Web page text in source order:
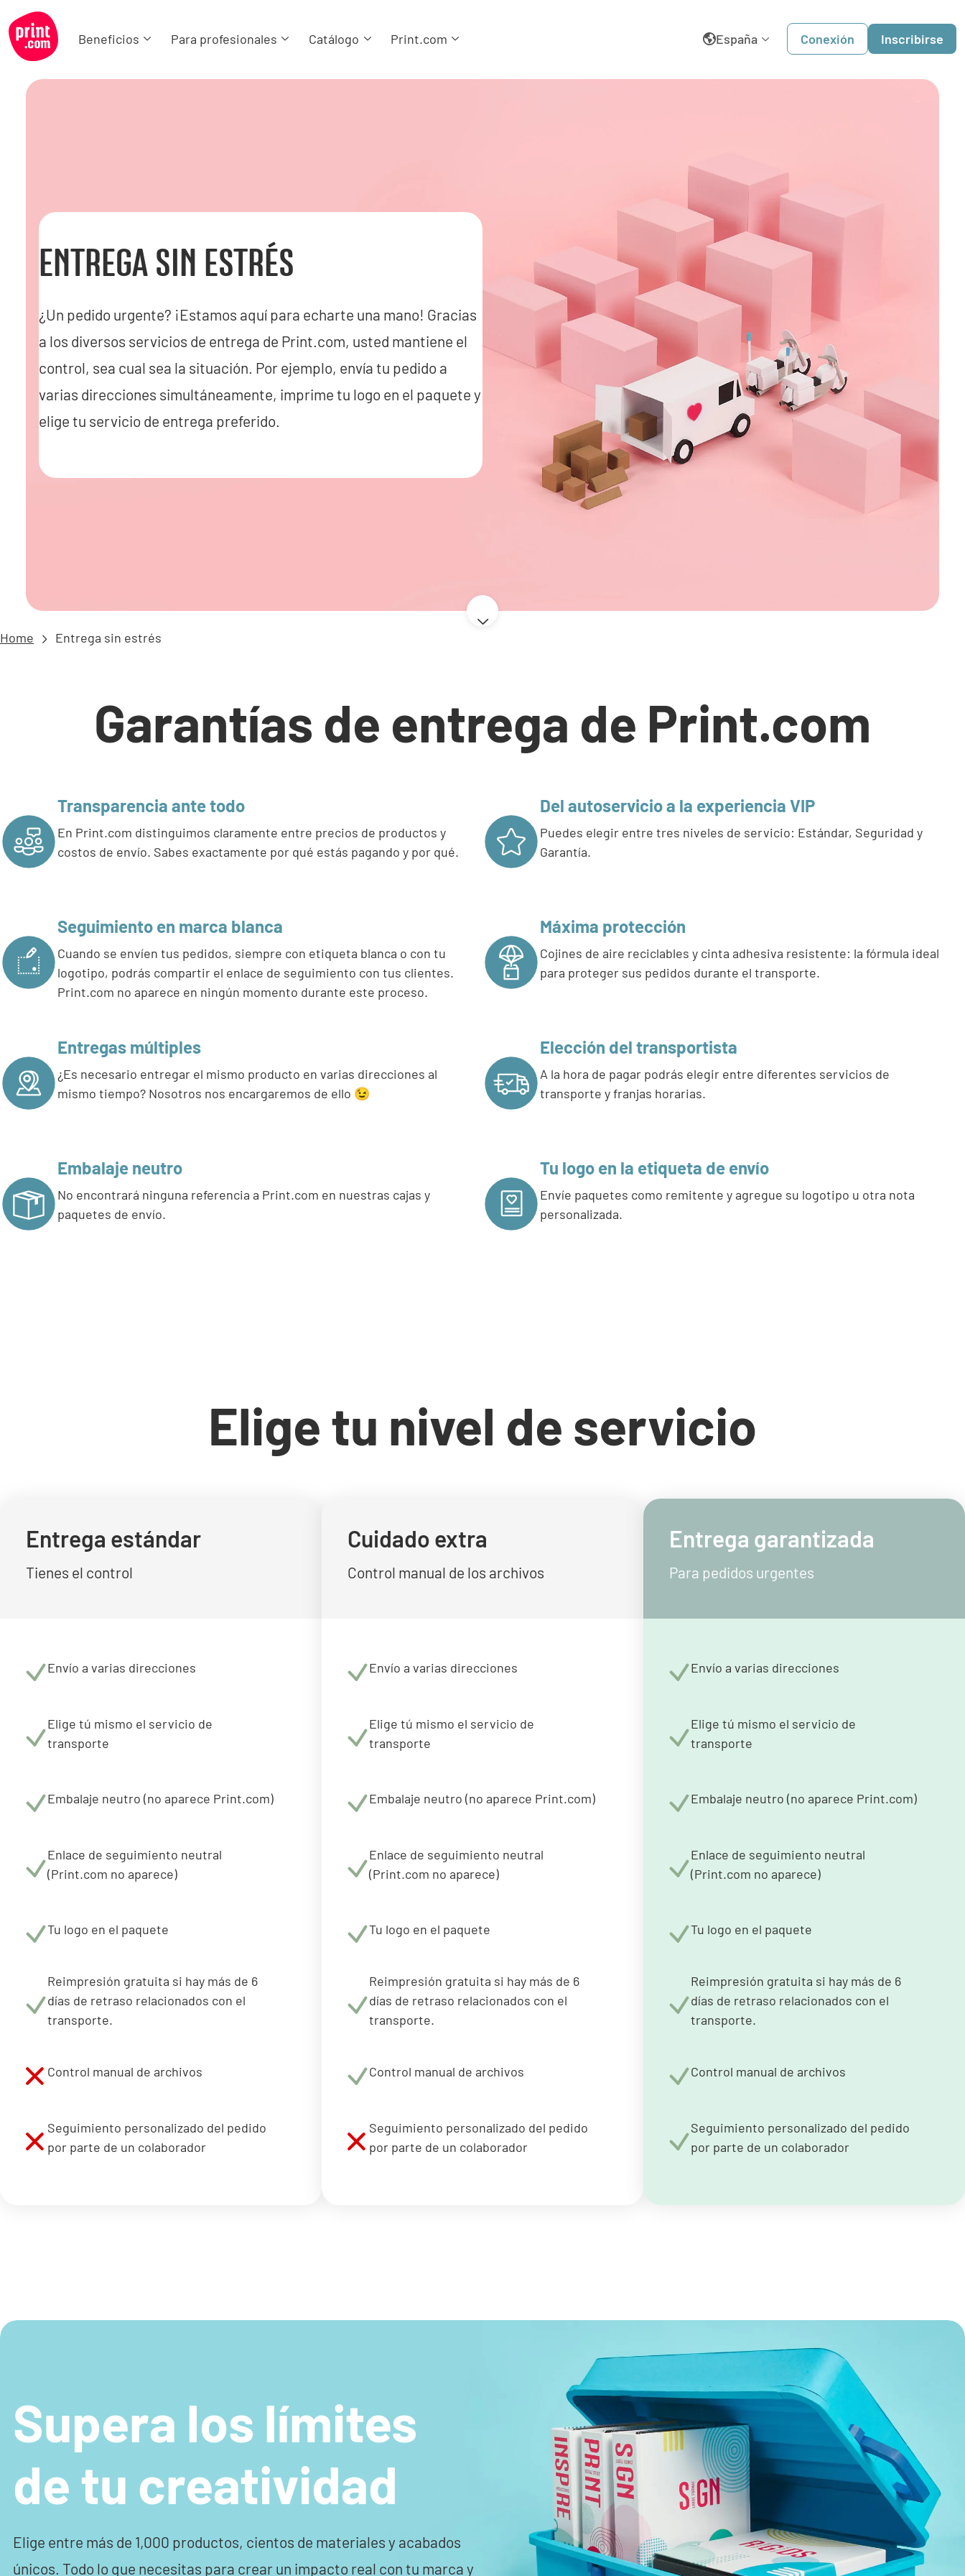
Beneficios Para profesionales Catálogo Print.com España
Deutschland
Nederland
Österreich
Conexión Inscribirse
ENTREGA SIN ESTRÉS
¿Un pedido urgente? ¡Estamos aquí para echarte una mano! Gracias
a los diversos servicios de entrega de Print.com, usted mantiene el
control, sea cual sea la situación. Por ejemplo, envía tu pedido a
varias direcciones simultáneamente, imprime tu logo en el paquete y
elige tu servicio de entrega preferido.
Home Entrega sin estrés
Garantías de entrega de Print.com
Transparencia ante todo
En Print.com distinguimos claramente entre precios de productos y
costos de envío. Sabes exactamente por qué estás pagando y por qué.
Seguimiento en marca blanca
Cuando se envíen tus pedidos, siempre con etiqueta blanca o con tu
logotipo, podrás compartir el enlace de seguimiento con tus clientes.
Print.com no aparece en ningún momento durante este proceso.
Entregas múltiples
¿Es necesario entregar el mismo producto en varias direcciones al
mismo tiempo? Nosotros nos encargaremos de ello 😉
Embalaje neutro
No encontrará ninguna referencia a Print.com en nuestras cajas y
paquetes de envío.
Del autoservicio a la experiencia VIP
Puedes elegir entre tres niveles de servicio: Estándar, Seguridad y
Garantía.
Máxima protección
Cojines de aire reciclables y cinta adhesiva resistente: la fórmula ideal
para proteger sus pedidos durante el transporte.
Elección del transportista
A la hora de pagar podrás elegir entre diferentes servicios de
transporte y franjas horarias.
Tu logo en la etiqueta de envío
Envíe paquetes como remitente y agregue su logotipo u otra nota
personalizada.
Elige tu nivel de servicio
Entrega estándar
Tienes el control
Envío a varias direcciones
Elige tú mismo el servicio de
transporte
Embalaje neutro (no aparece Print.com)
Enlace de seguimiento neutral
(Print.com no aparece)
Tu logo en el paquete
Reimpresión gratuita si hay más de 6
días de retraso relacionados con el
transporte.
Control manual de archivos
Seguimiento personalizado del pedido
por parte de un colaborador
Cuidado extra
Control manual de los archivos
Envío a varias direcciones
Elige tú mismo el servicio de
transporte
Embalaje neutro (no aparece Print.com)
Enlace de seguimiento neutral
(Print.com no aparece)
Tu logo en el paquete
Reimpresión gratuita si hay más de 6
días de retraso relacionados con el
transporte.
Control manual de archivos
Seguimiento personalizado del pedido
por parte de un colaborador
Entrega garantizada
Para pedidos urgentes
Envío a varias direcciones
Elige tú mismo el servicio de
transporte
Embalaje neutro (no aparece Print.com)
Enlace de seguimiento neutral
(Print.com no aparece)
Tu logo en el paquete
Reimpresión gratuita si hay más de 6
días de retraso relacionados con el
transporte.
Control manual de archivos
Seguimiento personalizado del pedido
por parte de un colaborador
Supera los límites
de tu creatividad
Elige entre más de 1,000 productos, cientos de materiales y acabados
únicos. Todo lo que necesitas para crear un impacto real con tu marca y